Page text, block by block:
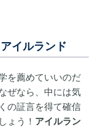
イルランド
を薦めていいのだ
ぜなら、中には気
の証言を得て確信
ょう！ アイルラン